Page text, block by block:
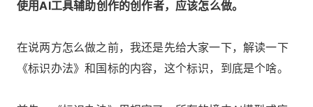
使用AI工具辅助创作的创作者，应该怎么做。
在说两方怎么做之前，我还是先给大家一下，解读一下
《标识办法》和国标的内容，这个标识，到底是个啥。